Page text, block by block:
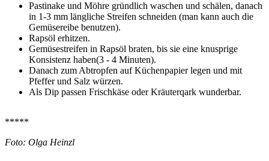
Pastinake und Möhre gründlich waschen und schälen, danach
in 1-3 mm längliche Streifen schneiden (man kann auch die
Gemüsereibe benutzen).
Rapsöl erhitzen.
Gemüsestreifen in Rapsöl braten, bis sie eine knusprige
Konsistenz haben(3 - 4 Minuten).
Danach zum Abtropfen auf Küchenpapier legen und mit
Pfeffer und Salz würzen.
Als Dip passen Frischkäse oder Kräuterqark wunderbar.
*****
Foto: Olga Heinzl